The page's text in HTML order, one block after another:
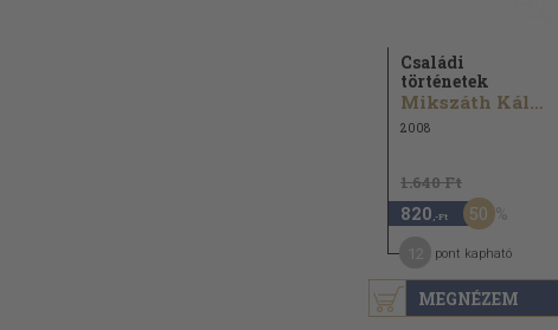
MEGNÉZEM
Családi
történetek
Mikszáth Kálmán...
2008
1.640 Ft
820 ,-Ft 50
pont kapható